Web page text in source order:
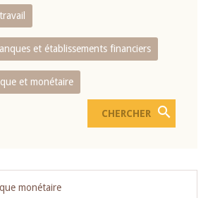
et établissements financiers
et monétaire
monétaire